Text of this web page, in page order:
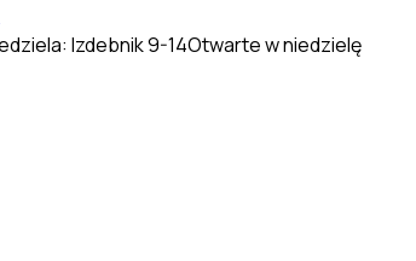
Izdebnik 9-14Otwarte w niedzielę